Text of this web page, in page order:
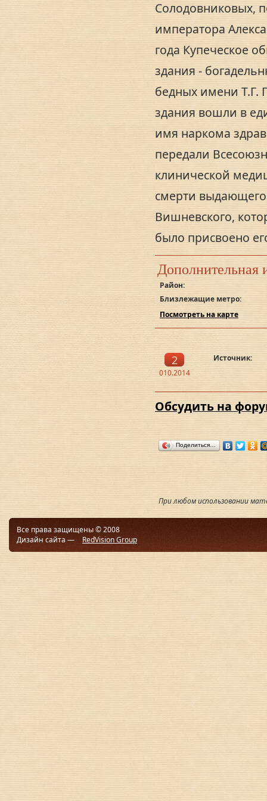
Солодовниковых,
императора
года Купеческое
здания -
бедных имени Т.Г.
здания вошли в
имя наркома
передали
клинической
смерти
Вишневского,
было присвоено
Дополнительная
Район:
Близлежащие метро:
Посмотреть на карте
2
010.2014
Источник:
Обсудить на
Поделиться…
При любом использовании
Все права защищены © 2008
Дизайн сайта —
RedVision Group